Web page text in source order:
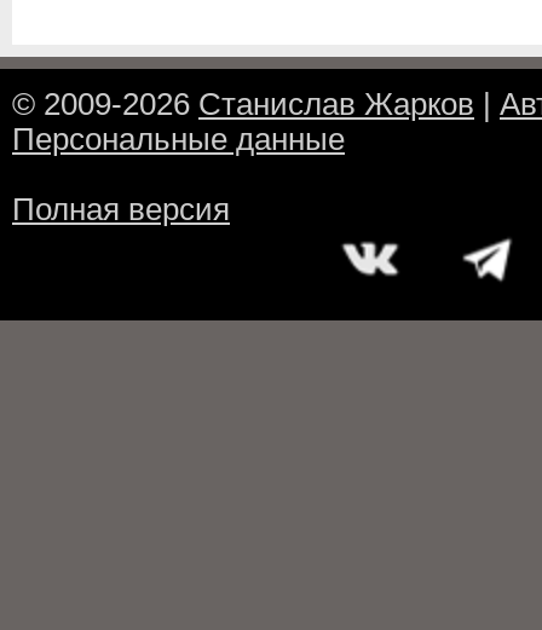
© 2009-2026 Станислав Жарков
Персональные данные
Полная версия